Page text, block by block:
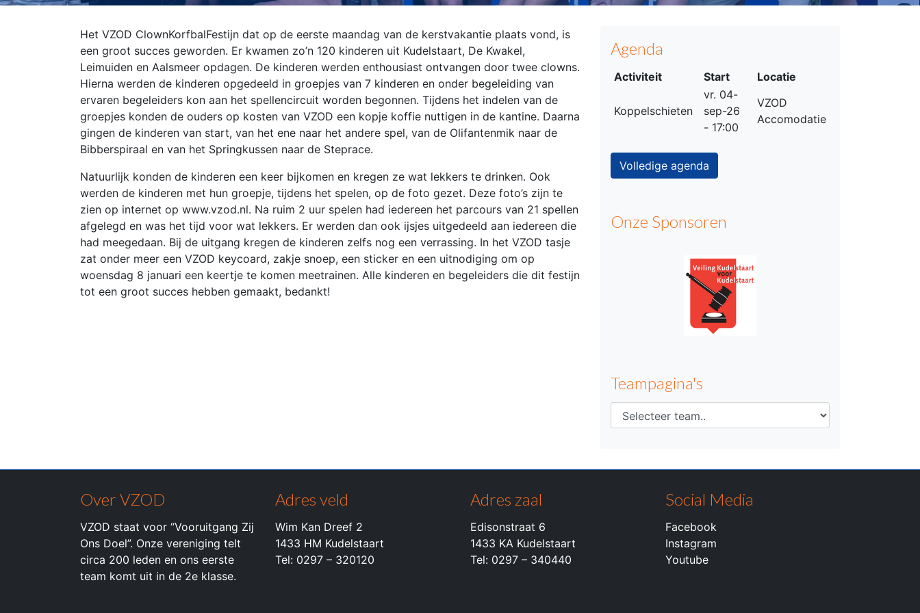
Het VZOD ClownKorfbalFestijn dat op de eerste maandag van de kerstvakantie plaats vond, is
een groot succes geworden. Er kwamen zo’n 120 kinderen uit Kudelstaart, De Kwakel,
Leimuiden en Aalsmeer opdagen. De kinderen werden enthousiast ontvangen door twee clowns.
Hierna werden de kinderen opgedeeld in groepjes van 7 kinderen en onder begeleiding van
ervaren begeleiders kon aan het spellencircuit worden begonnen. Tijdens het indelen van de
groepjes konden de ouders op kosten van VZOD een kopje koffie nuttigen in de kantine. Daarna
gingen de kinderen van start, van het ene naar het andere spel, van de Olifantenmik naar de
Bibberspiraal en van het Springkussen naar de Steprace.
Natuurlijk konden de kinderen een keer bijkomen en kregen ze wat lekkers te drinken. Ook
werden de kinderen met hun groepje, tijdens het spelen, op de foto gezet. Deze foto’s zijn te
zien op internet op www.vzod.nl. Na ruim 2 uur spelen had iedereen het parcours van 21 spellen
afgelegd en was het tijd voor wat lekkers. Er werden dan ook ijsjes uitgedeeld aan iedereen die
had meegedaan. Bij de uitgang kregen de kinderen zelfs nog een verrassing. In het VZOD tasje
zat onder meer een VZOD keycoard, zakje snoep, een sticker en een uitnodiging om op
woensdag 8 januari een keertje te komen meetrainen. Alle kinderen en begeleiders die dit festijn
tot een groot succes hebben gemaakt, bedankt!
Agenda
Activiteit Start Locatie
Koppelschieten
vr. 04-
sep-26
- 17:00
VZOD
Accomodatie
Volledige agenda
Onze Sponsoren
Teampagina's
Over VZOD
VZOD staat voor “Vooruitgang Zij
Ons Doel”. Onze vereniging telt
circa 200 leden en ons eerste
team komt uit in de 2e klasse.
Adres veld
Wim Kan Dreef 2
1433 HM Kudelstaart
Tel: 0297 – 320120
Adres zaal
Edisonstraat 6
1433 KA Kudelstaart
Tel: 0297 – 340440
Social Media
Facebook
Instagram
Youtube